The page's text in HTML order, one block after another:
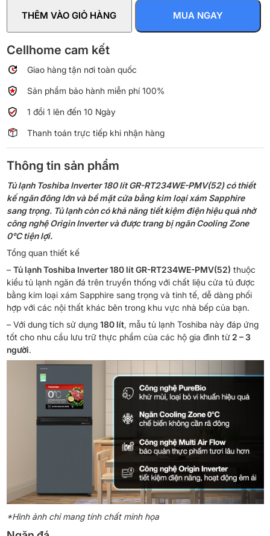
180
lít
RT234WE-
PMV(52)
lượng
THÊM VÀO GIỎ HÀNG MUA NGAY
Cellhome cam kết
Giao hàng tận nơi toàn quốc
Sản phẩm bảo hành miễn phí 100%
1 đổi 1 lên đến 10 Ngày
Thanh toán trực tiếp khi nhận hàng
Thông tin sản phẩm
Tủ lạnh Toshiba Inverter 180 lít GR-RT234WE-PMV(52) có thiết
kế ngăn đông lớn và bề mặt cửa bằng kim loại xám Sapphire
sang trọng. Tủ lạnh còn có khả năng tiết kiệm điện hiệu quả nhờ
công nghệ Origin Inverter và được trang bị ngăn Cooling Zone
0°C tiện lợi.
Tổng quan thiết kế
– Tủ lạnh Toshiba Inverter 180 lít GR-RT234WE-PMV(52) thuộc
kiểu tủ lạnh ngăn đá trên truyền thống với chất liệu cửa tủ được
bằng kim loại xám Sapphire sang trọng và tinh tế, dễ dàng phối
hợp với các nội thất khác bên trong khu vực nhà bếp của bạn.
– Với dung tích sử dụng 180 lít, mẫu tủ lạnh Toshiba này đáp ứng
tốt cho nhu cầu lưu trữ thực phẩm của các hộ gia đình từ2 – 3
người.
*Hình ảnh chỉ mang tính chất minh họa